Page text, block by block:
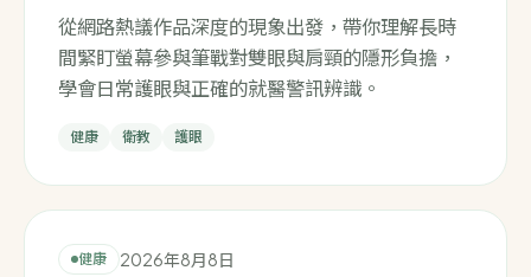
從網路熱議作品深度的現象出發，帶你理解長時
間緊盯螢幕參與筆戰對雙眼與肩頸的隱形負擔，
學會日常護眼與正確的就醫警訊辨識。
健康 衛教 護眼
健康 2026年8月8日